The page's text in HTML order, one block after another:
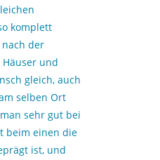
komplett
der
und
gleich, auch
selben Ort
sehr gut bei
beim einen die
ist, und